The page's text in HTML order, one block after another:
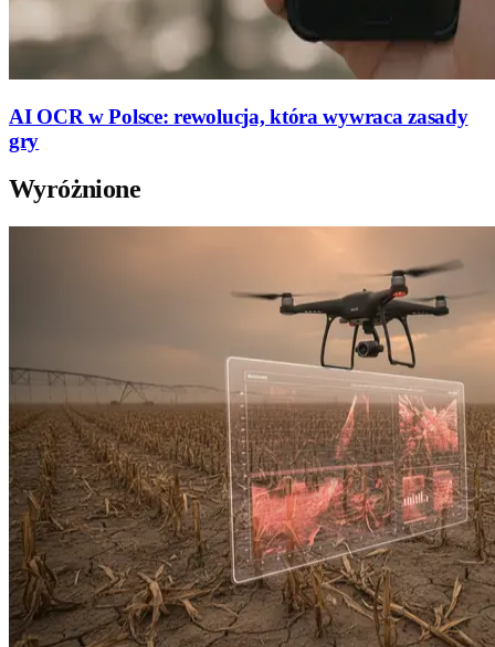
AI OCR w Polsce: rewolucja, która wywraca zasady
gry
Wyróżnione